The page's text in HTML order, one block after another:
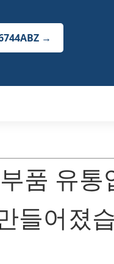
→
품 유
들어졌